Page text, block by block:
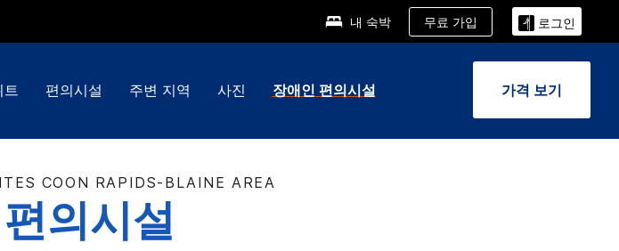
내 숙박 무료 가입 로그인
트 편의시설 주변 지역 사진 장애인 편의시설 가격 보기
COON RAPIDS-BLAINE AREA
의시설